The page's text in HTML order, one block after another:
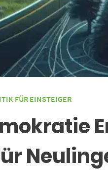
FÜR EINSTEIGER